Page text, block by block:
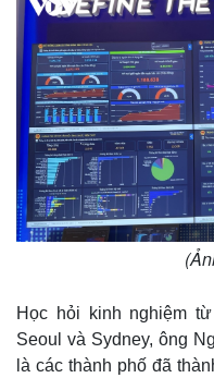
Học hỏi kinh nghiệm
Seoul và Sydney, ông
là các thành phố đã